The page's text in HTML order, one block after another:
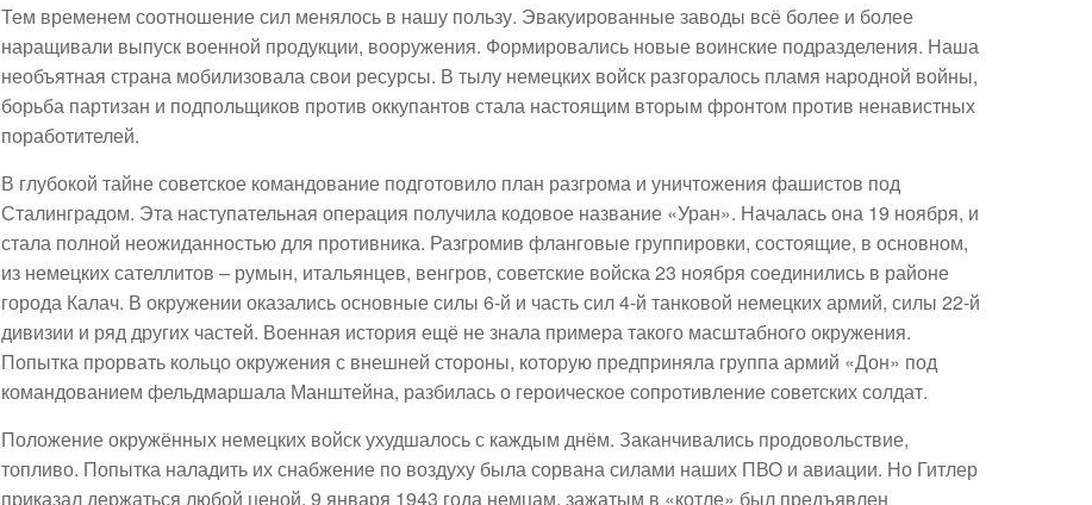
Тем временем соотношение сил менялось в нашу пользу. Эвакуированные заводы всё более и более
наращивали выпуск военной продукции, вооружения. Формировались новые воинские подразделения. Наша
необъятная страна мобилизовала свои ресурсы. В тылу немецких войск разгоралось пламя народной войны,
борьба партизан и подпольщиков против оккупантов стала настоящим вторым фронтом против ненавистных
поработителей.
В глубокой тайне советское командование подготовило план разгрома и уничтожения фашистов под
Сталинградом. Эта наступательная операция получила кодовое название «Уран». Началась она 19 ноября, и
стала полной неожиданностью для противника. Разгромив фланговые группировки, состоящие, в основном,
из немецких сателлитов – румын, итальянцев, венгров, советские войска 23 ноября соединились в районе
города Калач. В окружении оказались основные силы 6-й и часть сил 4-й танковой немецких армий, силы 22-й
дивизии и ряд других частей. Военная история ещё не знала примера такого масштабного окружения.
Попытка прорвать кольцо окружения с внешней стороны, которую предприняла группа армий «Дон» под
командованием фельдмаршала Манштейна, разбилась о героическое сопротивление советских солдат.
Положение окружённых немецких войск ухудшалось с каждым днём. Заканчивались продовольствие,
топливо. Попытка наладить их снабжение по воздуху была сорвана силами наших ПВО и авиации. Но Гитлер
приказал держаться любой ценой. 9 января 1943 года немцам, зажатым в «котле» был предъявлен